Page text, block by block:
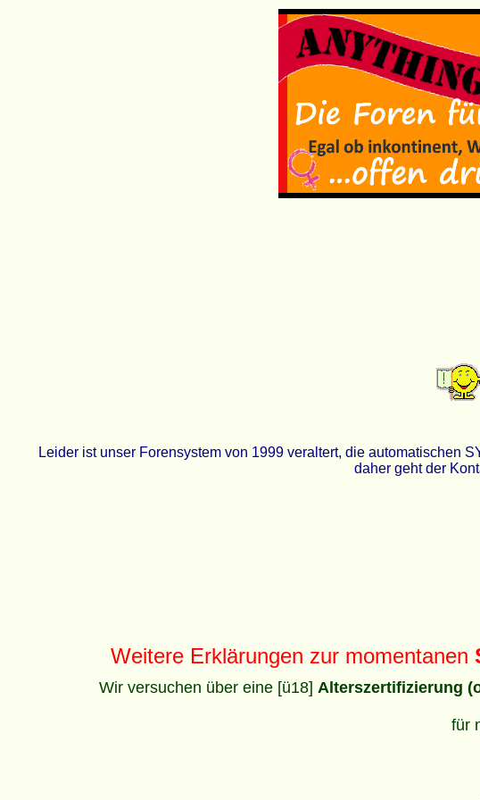
Leider ist unser Forensystem von 1999 veraltert, die automatischen
daher geht der
Weitere Erklärungen zur momentanen
Wir versuchen über eine [ü18] Alterszertifizierung
für